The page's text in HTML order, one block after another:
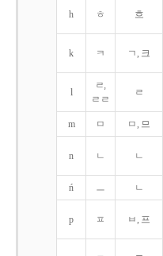
h ㅎ 흐
k ㅋ ㄱ, 크
l
ㄹ,
ㄹㄹ
ㄹ
m ㅁ ㅁ, 므
n ㄴ ㄴ
ń ㅡ ㄴ
p ㅍ ㅂ, 프